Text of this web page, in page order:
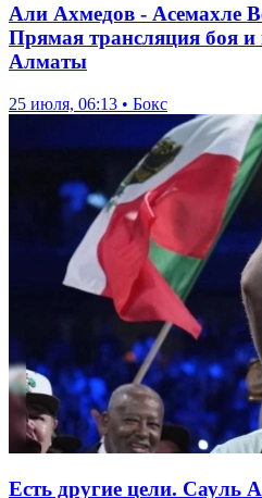
Али Ахмедов - Асемахле
Прямая трансляция боя и
Алматы
25 июля, 06:13 • Бокс
Есть другие цели. Сауль